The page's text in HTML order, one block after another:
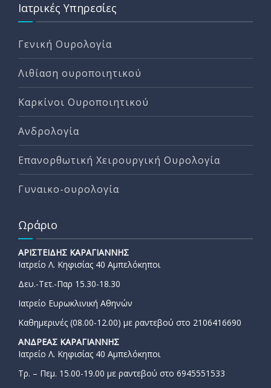
Ιατρικές Υπηρεσίες
Γενική Ουρολογία
Λιθίαση ουροποιητικού
Καρκίνοι Ουροποιητικού
Ανδρολογία
Επανορθωτική Χειρουργική Ουρολογία
Γυναικο-ουρολογία
Ωράριο
ΑΡΙΣΤΕΙΔΗΣ ΚΑΡΑΓΙΑΝΝΗΣ
Ιατρείο Λ. Κηφισίας 40 Αμπελόκηποι
Δευ.-Τετ.-Παρ 15.30-18.30
Ιατρείο Ευρωκλινική Αθηνών
Καθημερινές (08.00-12.00) με ραντεβού στο 2106416690
ΑΝΔΡΕΑΣ ΚΑΡΑΓΙΑΝΝΗΣ
Ιατρείο Λ. Κηφισίας 40 Αμπελόκηποι
Τρ. – Πεμ. 15.00-19.00 με ραντεβού στο 6945551533